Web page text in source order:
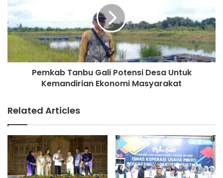
Pemkab Tanbu Gali Potensi Desa Untuk
Kemandirian Ekonomi Masyarakat
Related Articles